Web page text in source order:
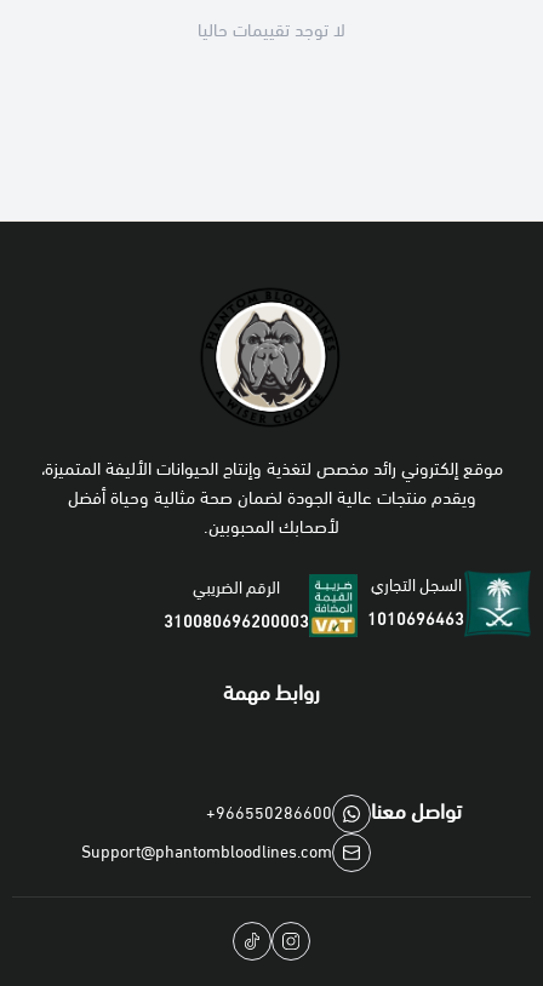
لا توجد تقييمات حاليا
موقع إلكتروني رائد مخصص لتغذية وإنتاج الحيوانات الأليفة المتميزة،
ويقدم منتجات عالية الجودة لضمان صحة مثالية وحياة أفضل
لأصحابك المحبوبين.
السجل التجاري
1010696463
الرقم الضريبي
310080696200003
روابط مهمة
تواصل معنا
+966550286600
Support@phantombloodlines.com